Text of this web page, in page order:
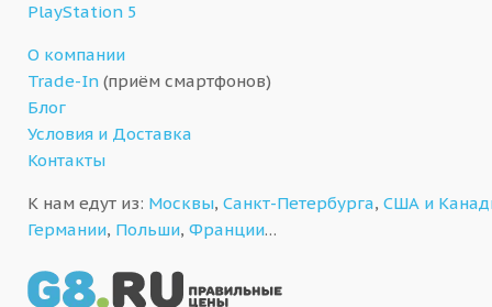
PlayStation 5
О компании
Trade-In (приём смартфонов)
Блог
Условия и Доставка
Контакты
К нам едут из: Москвы, Санкт-Петербурга, США и
Германии, Польши, Франции…